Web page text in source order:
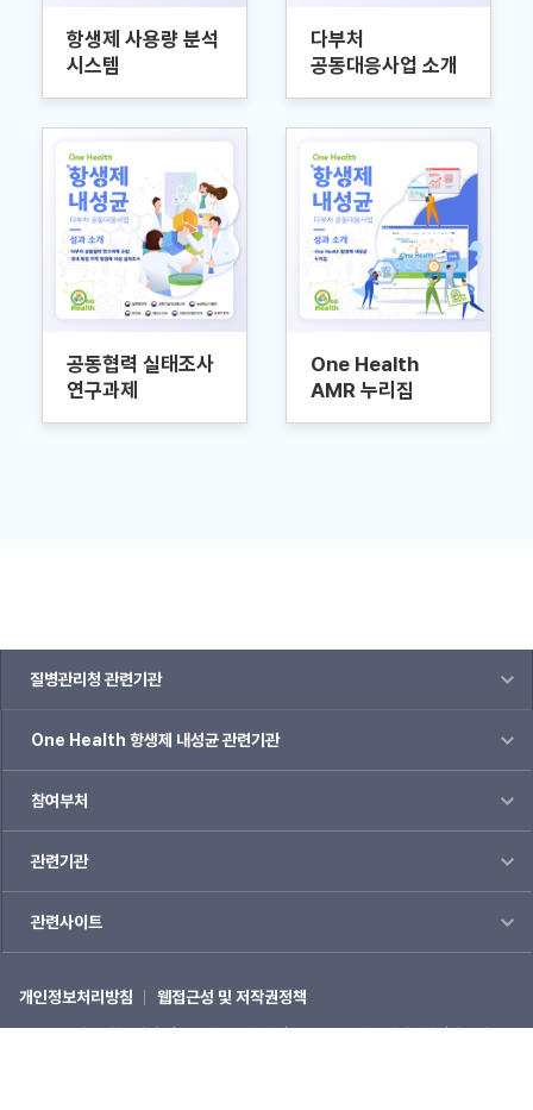
항생제 사용량 분석
시스템
다부처
공동대응사업 소개
공동협력 실태조사
연구과제
One Health
AMR 누리집
질병관리청 관련기관
One Health 항생제 내성균 관련기관
참여부처
관련기관
관련사이트
개인정보처리방침 웹접근성 및 저작권정책